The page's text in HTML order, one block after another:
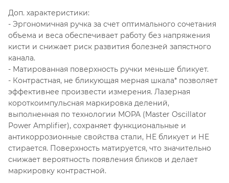
Доп. характеристики:
- Эргономичная ручка за счет оптимального сочетания
объема и веса обеспечивает работу без напряжения
кисти и снижает риск развития болезней запястного
канала.
- Матированная поверхность ручки меньше бликует.
- Контрастная, не бликующая мерная шкала* позволяет
эффективнее произвести измерения. Лазерная
короткоимпульсная маркировка делений,
выполненная по технологии MOPA (Master Oscillator
Power Amplifier), сохраняет функциональные и
антикоррозионные свойства стали, НЕ бликует и НЕ
стирается. Поверхность матируется, что значительно
снижает вероятность появления бликов и делает
маркировку контрастной.